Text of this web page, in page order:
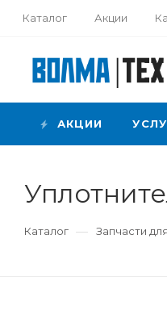
Каталог Акции
АКЦИИ
Каталог — Запчасти